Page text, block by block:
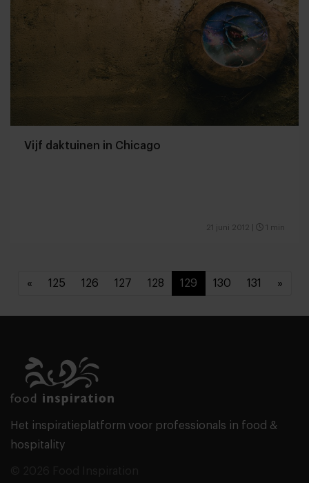
Vijf daktuinen in Chicago
21 juni 2012 1 min
« 125 126 127 128 129 130 131 »
Het inspiratieplatform voor professionals in food &
hospitality